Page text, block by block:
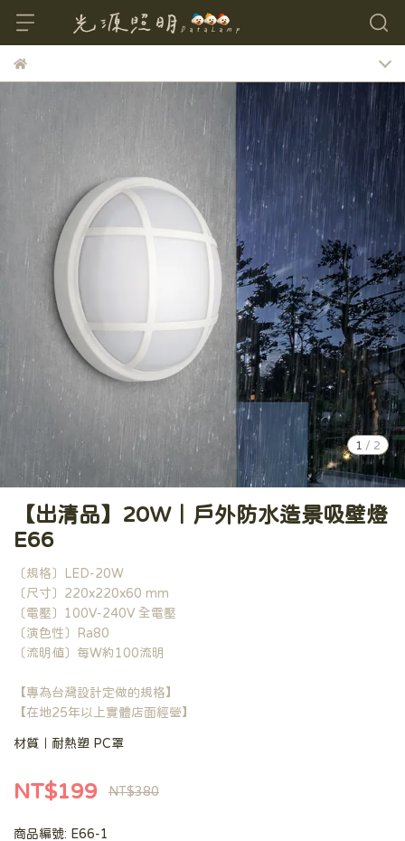
1 / 2
【出清品】20W｜戶外防水造景吸壁燈
E66
〔規格〕LED-20W
〔尺寸〕220x220x60 mm
〔電壓〕100V-240V 全電壓
〔演色性〕Ra80
〔流明值〕每W約100流明
【專為台灣設計定做的規格】
【在地25年以上實體店面經營】
材質｜耐熱塑 PC罩
NT$199 NT$380
商品編號: E66-1